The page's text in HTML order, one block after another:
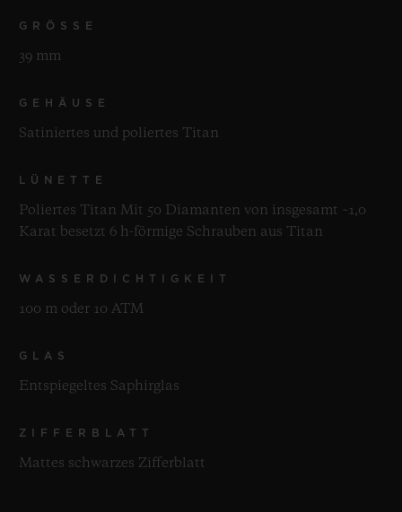
GRÖSSE
39 mm
GEHÄUSE
Satiniertes und poliertes Titan
LÜNETTE
Poliertes Titan Mit 50 Diamanten von insgesamt ~1,0
Karat besetzt 6 h-förmige Schrauben aus Titan
WASSERDICHTIGKEIT
100 m oder 10 ATM
GLAS
Entspiegeltes Saphirglas
ZIFFERBLATT
Mattes schwarzes Zifferblatt